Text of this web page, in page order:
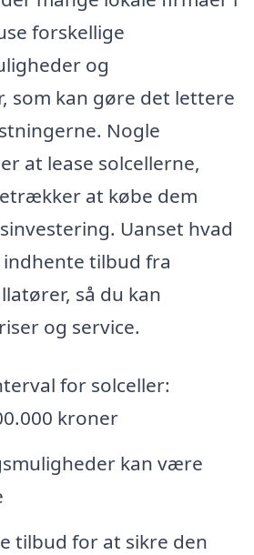
forskellige
og
som kan gøre det lettere
Nogle
at lease solcellerne,
at købe dem
Uanset hvad
tilbud fra
så du kan
og service.
for solceller:
kroner
kan være
tilbud for at sikre den